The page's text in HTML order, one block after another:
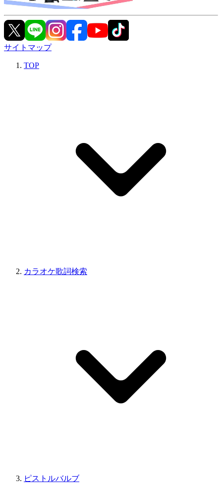
サイトマップ
TOP
カラオケ歌詞検索
ピストルバルブ